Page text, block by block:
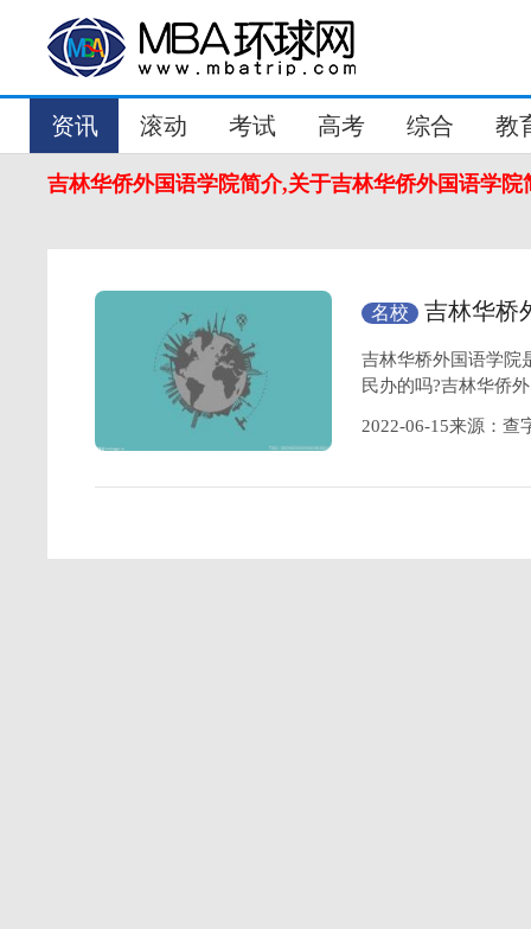
资讯 滚动 考试 高考 综合 教
吉林华侨外国语学院简介,关于吉林华侨外国语学院
名校
吉林华桥
国语学院怎么
吉林华桥外国语学院
民办的吗?吉林华侨
2022-06-15来源：查